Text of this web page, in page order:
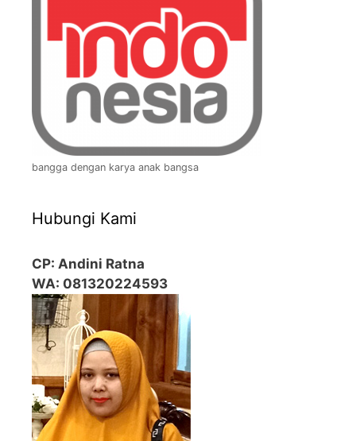
bangga dengan karya anak bangsa
Hubungi Kami
CP: Andini Ratna
WA: 081320224593